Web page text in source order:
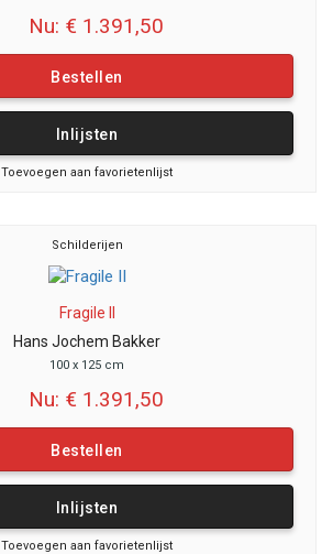
Nu: € 1.391,50
Bestellen
Inlijsten
Toevoegen aan favorietenlijst
Schilderijen
Fragile II
Hans Jochem Bakker
100 x 125 cm
Nu: € 1.391,50
Bestellen
Inlijsten
Toevoegen aan favorietenlijst